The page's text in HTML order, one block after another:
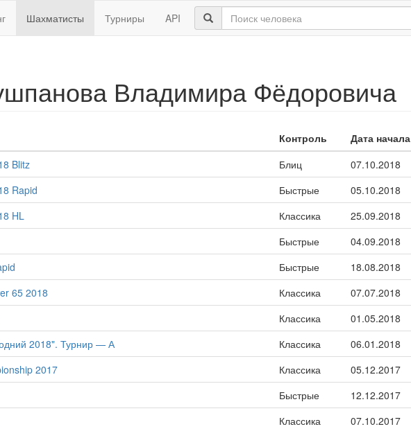
Шахматисты Турниры API
Владимира Фёдоровича
Контроль Дата начала
Blitz Блиц 07.10.2018
Rapid
Быстрые 05.10.2018
HL
Классика 25.09.2018
Быстрые 04.09.2018
Быстрые 18.08.2018
65 2018
Классика 07.07.2018
Классика 01.05.2018
2018". Турнир — А
Классика 06.01.2018
2017
Классика 05.12.2017
Быстрые 12.12.2017
Классика 07.10.2017